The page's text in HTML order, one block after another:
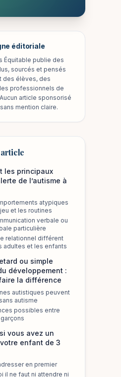
éditoriale
Équitable publie des
sourcés et pensés
des élèves, des
professionnels de
article sponsorisé
mention claire.
les principaux
de l’autisme à
atypiques
et les routines
verbale ou
particulière
relationnel différent
adultes et les enfants
ou simple
développement :
la différence
autistiques peuvent
autisme
possibles entre
vous avez un
enfant de 3
en premier
il ne faut ni attendre ni